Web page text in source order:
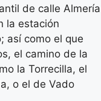
de calle Almería
la estación
así como el que
el camino de la
la Torrecilla, el
o el de Vado